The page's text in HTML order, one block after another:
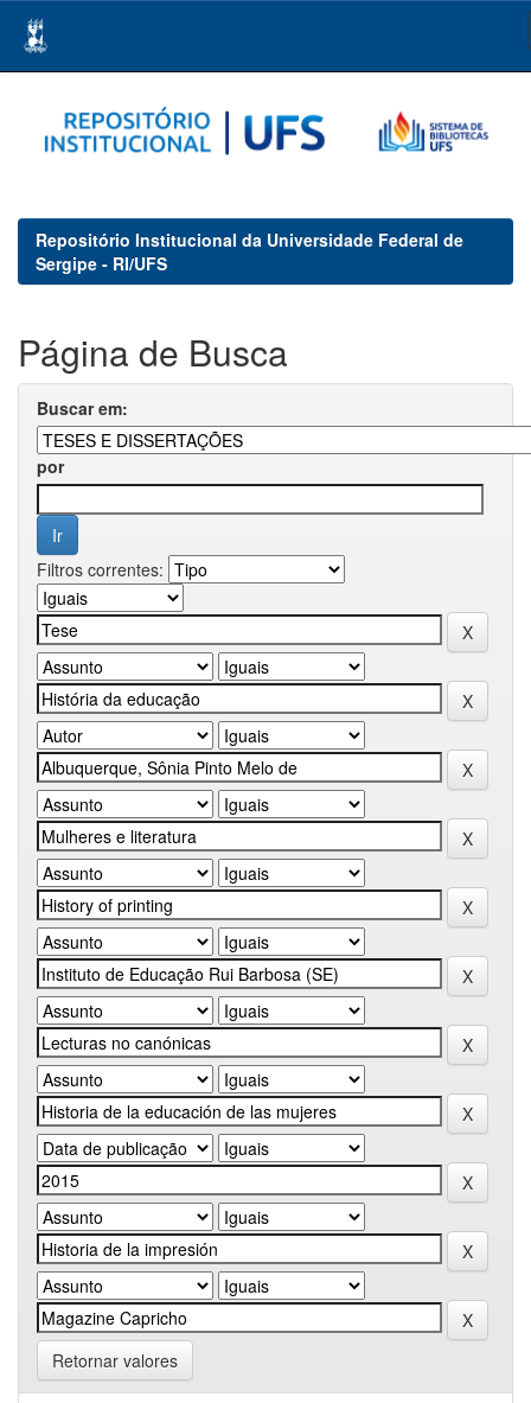
navigation
Repositório Institucional da Universidade Federal de
Sergipe - RI/UFS
Página de Busca
Buscar em:
por
Filtros correntes:
Retornar valores